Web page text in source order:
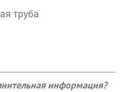
труба
информация?